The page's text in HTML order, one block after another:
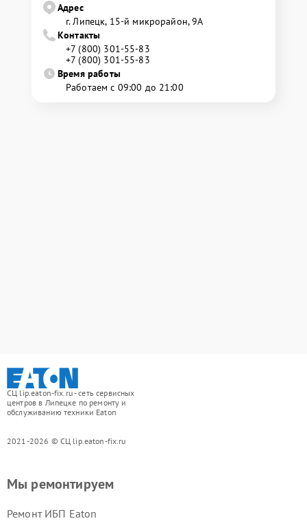
Адрес
г. Липецк, 15-й микрорайон, 9А
Контакты
+7 (800) 301-55-83
+7 (800) 301-55-83
Время работы
Работаем с 09:00 до 21:00
СЦ lip.eaton-fix.ru - сеть сервисных
центров в Липецке по ремонту и
обслуживанию техники Eaton
2021-2026 © СЦ lip.eaton-fix.ru
Мы ремонтируем
Ремонт ИБП Eaton